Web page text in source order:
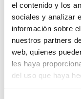
el contenido y los
sociales y analizar
información sobre
nuestros partners
web, quienes
les haya
del uso que haya
La imagen del coche
ofertado. Los datos
obtenida de la
efectos informativos
Número de
actualización: 2026-